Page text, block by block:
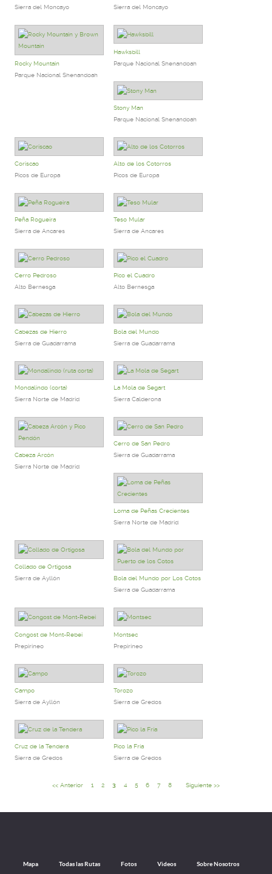
Sierra del Moncayo
Sierra del Moncayo
Rocky Mountain
Parque Nacional Shenandoah
Hawksbill
Parque Nacional Shenandoah
Stony Man
Parque Nacional Shenandoah
Coriscao
Picos de Europa
Alto de los Cotorros
Picos de Europa
Peña Rogueira
Sierra de Ancares
Teso Mular
Sierra de Ancares
Cerro Pedroso
Alto Bernesga
Pico el Cuadro
Alto Bernesga
Cabezas de Hierro
Sierra de Guadarrama
Bola del Mundo
Sierra de Guadarrama
Mondalindo (corta)
Sierra Norte de Madrid
La Mola de Segart
Sierra Calderona
Cabeza Arcón
Sierra Norte de Madrid
Cerro de San Pedro
Sierra de Guadarrama
Loma de Peñas Crecientes
Sierra Norte de Madrid
Collado de Ortigosa
Sierra de Ayllón
Bola del Mundo por Los Cotos
Sierra de Guadarrama
Congost de Mont-Rebei
Prepirineo
Montsec
Prepirineo
Campo
Sierra de Ayllón
Torozo
Sierra de Gredos
Cruz de la Tendera
Sierra de Gredos
Pico la Fría
Sierra de Gredos
<< Anterior 1 2 3 4 5 6 7 8 Siguiente >>
Mapa Todas las Rutas Fotos Videos Sobre Nosotros